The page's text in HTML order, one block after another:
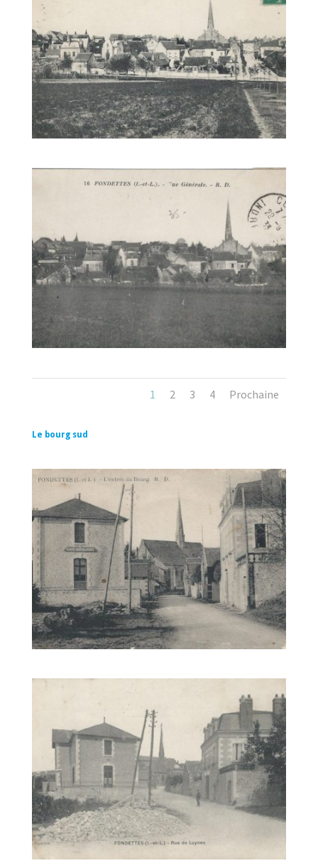
1 2 3 4 Prochaine
Le bourg sud